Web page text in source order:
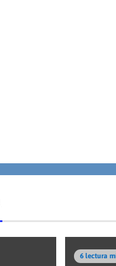
6 lectura